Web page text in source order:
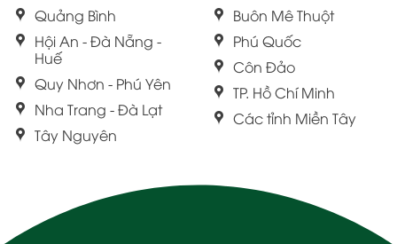
Quảng Bình
Hội An - Đà Nẵng -
Huế
Quy Nhơn - Phú Yên
Nha Trang - Đà Lạt
Tây Nguyên
Buôn Mê Thuột
Phú Quốc
Côn Đảo
TP. Hồ Chí Minh
Các tỉnh Miền Tây